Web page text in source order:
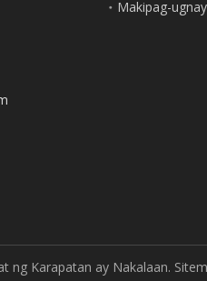
Makipag-
ng Karapatan ay Nakalaan.